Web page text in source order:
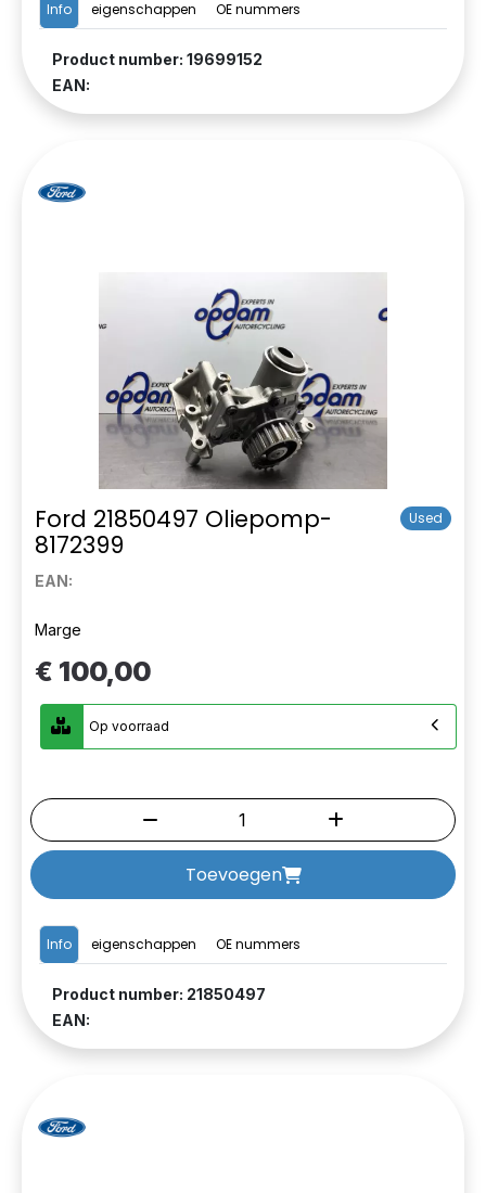
Info eigenschappen OE nummers
Product number: 19699152
EAN:
Ford 21850497 Oliepomp-
8172399
Used
EAN:
Info eigenschappen OE nummers
Product number: 21850497
EAN:
Marge
€ 100,00
Op voorraad
Toevoegen